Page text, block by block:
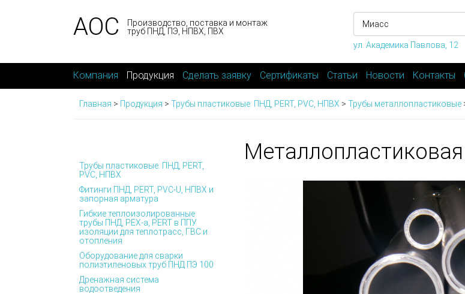
АОС
Производство, поставка и монтаж
труб ПНД, ПЭ, НПВХ, ПВХ
ул. Академика Павлова, 12
Компания Продукция Сделать заявку Сертификаты Статьи Новости Контакты
Главная > Продукция > Трубы пластиковые: ПНД, PERT, PVC, НПВХ > Трубы металлопластиковые
Трубы пластиковые: ПНД, PERT,
PVC, НПВХ
Фитинги ПНД, PERT, PVC-U, НПВХ и
запорная арматура
Гибкие теплоизолированные
трубы ПНД, PEX-а, PERT в ППУ
изоляции для теплотрасс, ГВС и
отопления
Оборудование для сварки
полиэтиленовых труб ПНД ПЭ 100
Дренажная система
водоотведения